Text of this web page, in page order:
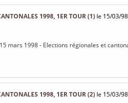
1998, 1ER TOUR (1) le 15/03/98
mars 1998 - Elections régionales et
1998, 1ER TOUR (2) le 15/03/98